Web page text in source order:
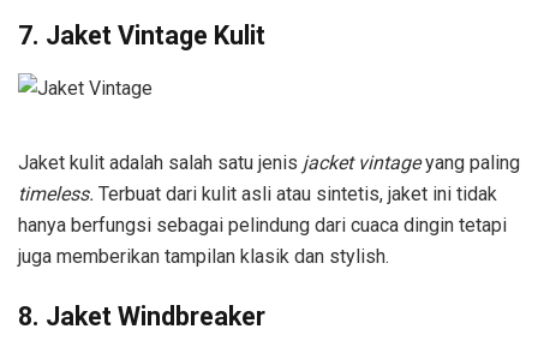
7. Jaket Vintage Kulit
Jaket kulit adalah salah satu jenis jacket vintageyang paling
timeless. Terbuat dari kulit asli atau sintetis, jaket ini tidak
hanya berfungsi sebagai pelindung dari cuaca dingin tetapi
juga memberikan tampilan klasik dan stylish.
8. Jaket Windbreaker